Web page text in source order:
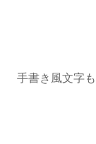
手書き風文字